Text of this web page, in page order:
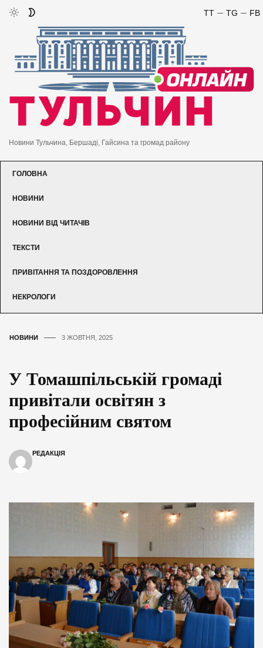
FB
TG
TT
Новини Тульчина, Бершаді, Гайсина та громад району
ГОЛОВНА
НОВИНИ
НОВИНИ ВІД ЧИТАЧІВ
ТЕКСТИ
ПРИВІТАННЯ ТА ПОЗДОРОВЛЕННЯ
НЕКРОЛОГИ
НОВИНИ 3 ЖОВТНЯ, 2025
У Томашпільській громаді
привітали освітян з
професійним святом
РЕДАКЦІЯ